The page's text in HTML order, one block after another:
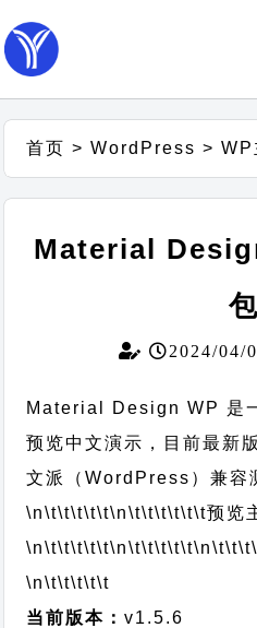
首页 >WordPress >WP
Material
包
2024/04/
Material Design WP 是
预览中文演示，目前最新
文派（WordPress）兼容
\n\t\t\t\t\t\n\t\t\t\t\t\t预览
\n\t\t\t\t\t\n\t\t\t\t\t
\n\t\t\t\t\t
当前版本：v1.5.6